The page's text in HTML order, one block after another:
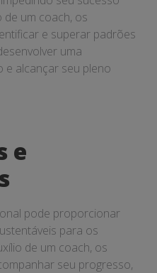
de um coach, os
e superar padrões
uma
e alcançar seu pleno
e
pode proporcionar
para os
de um coach, os
seu progresso,